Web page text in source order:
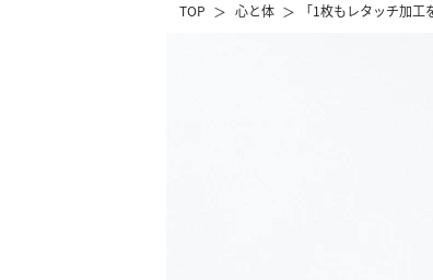
TOP 心と体 「1枚もレタッチ加